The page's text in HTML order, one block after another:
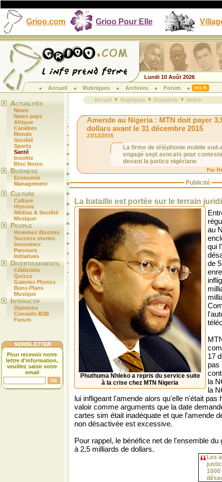
Grioo.com Grioo Pour Elle
Lundi 10 Août 2026
Accueil
Rubriques Archives Forum
Actualités
News
News pays
Afrique
Caraïbes
Monde
Société
Sports
Santé
Insolite
Bloc Notes
Business
Economie
Management
Culture
Culture
Histoire
Médias & Société
Musique
People
Hommes illustres
Success stories
Interviews
Parcours
Initiatives
Divertissements
Célébrités
Quizzs
Galeries Photos
Bons Plans
Musique
Interactif
Opinions
Conseils B2B
Forum
Pour recevoir notre
lettre d'information,
veuillez saisir votre
email
Accueil Rubriques Economie Article
Amende au Nigeria : MTN doit payer
dollars avant le 31 décembre 2015
23/12/2015
La firme de téléphonie mobile sud-
engagé sept avocats pour
devant la justice nigériane
Par
Publicité
La bataille est portée sur le terrain
Phuthuma Nhleko a repris du service suite
à la crise chez MTN Nigeria
au
qui
de
17
pas
la
la
lui infligeant l'amende alors qu'elle n'était pas
valoir comme arguments que la date
cartes sim était inadéquate et que l'amende
non désactivée est excessive.
Pour rappel, le bénéfice net de l'ensemble
à 2,5 milliards de dollars.
Les